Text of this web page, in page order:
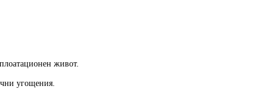
живот.
угощения.